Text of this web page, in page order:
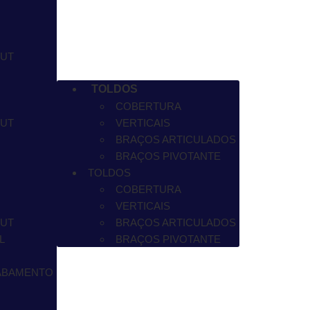
TOLDOS
COBERTURA
VERTICAIS
BRAÇOS ARTICULADOS
BRAÇOS PIVOTANTE
TOLDOS
COBERTURA
VERTICAIS
BRAÇOS ARTICULADOS
BRAÇOS PIVOTANTE